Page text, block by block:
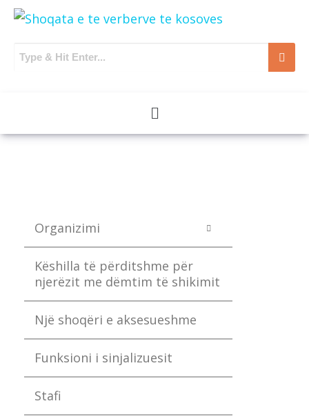
Organizimi
Këshilla të përditshme për
njerëzit me dëmtim të shikimit
Një shoqëri e aksesueshme
Funksioni i sinjalizuesit
Stafi